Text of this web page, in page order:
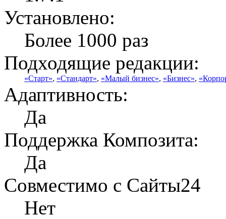
Установлено:
Более 1000 раз
Подходящие редакции:
«Старт», «Стандарт», «Малый бизнес», «Бизнес»,
Адаптивность:
Да
Поддержка Композита:
Да
Совместимо с Сайты24
Нет